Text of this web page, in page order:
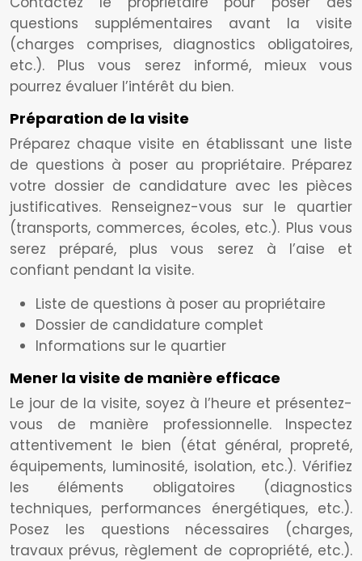
questions supplémentaires avant la visite
(charges comprises, diagnostics obligatoires,
etc.). Plus vous serez informé, mieux vous
pourrez évaluer l’intérêt du bien.
Préparation de la visite
Préparez chaque visite en établissant une liste
de questions à poser au propriétaire. Préparez
votre dossier de candidature avec les pièces
justificatives. Renseignez-vous sur le quartier
(transports, commerces, écoles, etc.). Plus vous
serez préparé, plus vous serez à l’aise et
confiant pendant la visite.
Liste de questions à poser au propriétaire
Dossier de candidature complet
Informations sur le quartier
Mener la visite de manière efficace
Le jour de la visite, soyez à l’heure et présentez-
vous de manière professionnelle. Inspectez
attentivement le bien (état général, propreté,
équipements, luminosité, isolation, etc.). Vérifiez
les éléments obligatoires (diagnostics
techniques, performances énergétiques, etc.).
Posez les questions nécessaires (charges,
travaux prévus, règlement de copropriété, etc.).